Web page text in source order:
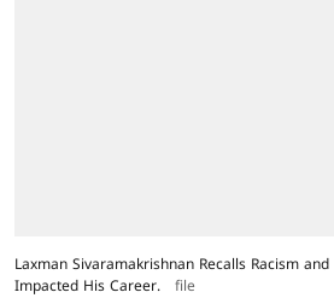
Laxman Sivaramakrishnan Recalls Racism
Impacted His Career.
file